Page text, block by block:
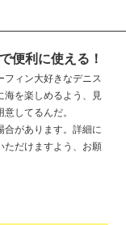
便利に使える！
フィン大好きなデニス
海を楽しめるよう、見
してるんだ。
があります。詳細に
ただけますよう、お願